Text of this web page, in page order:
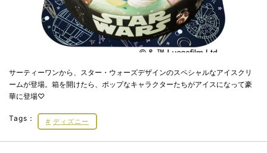
サーティーワンから、スター・ウォーズデザインのスペシャルなアイスクリ
ームが登場。箱を開けたら、ポップなキャラクターたちがアイスになって豪
華に登場♡
Tags： ディズニー